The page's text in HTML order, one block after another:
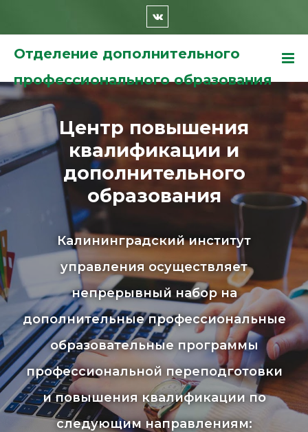
Отделение дополнительного
профессионального образования
Центр повышения
квалификации и
дополнительного
образования
Калининградский институт
управления осуществляет
непрерывный набор на
дополнительные профессиональные
образовательные программы
профессиональной переподготовки
и повышения квалификации по
следующим направлениям: